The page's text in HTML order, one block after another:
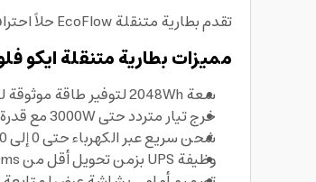
تقدم بطارية متنقلة EcoFlow حلاً احترافياً للطاقة الاحتياطية والتنقل، بسعة كبيرة وقدرة عالية لتشغيل الأجهزة وشحنها بسرعة في المنزل أو أثناء السفر والعمل الميداني.
مميزات بطارية متنقلة ايكو
سعة 2048Wh لتوفير طاقة موثوقة لفترات أطول، مناسبة كـ بطارية للرحلات والتخييم والطوارئ.
خرج تيار متردد حتى 3000W مع قدرة ذروة 6000W لتشغيل أجهزة متعددة بكفاءة.
شحن سريع عبر الكهرباء حتى 0 إلى 80% خلال نحو 47 دقيقة، لتبقى
وظيفة UPS بزمن تحويل أقل من 10ms لدعم الأجهزة الحساسة واستمرارية التشغيل.